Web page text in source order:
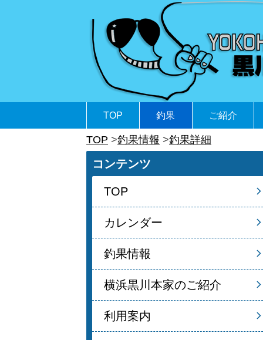
TOP 釣果 ご紹介
TOP 釣果情報 釣果詳細
コンテンツ
TOP
カレンダー
釣果情報
横浜黒川本家のご紹介
利用案内